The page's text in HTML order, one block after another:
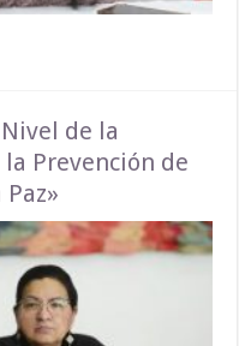
de la
Prevención de